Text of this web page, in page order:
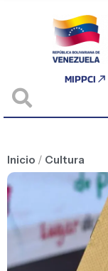
MIPPCI
Inicio / Cultura